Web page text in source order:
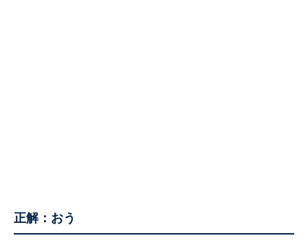
正解：おう